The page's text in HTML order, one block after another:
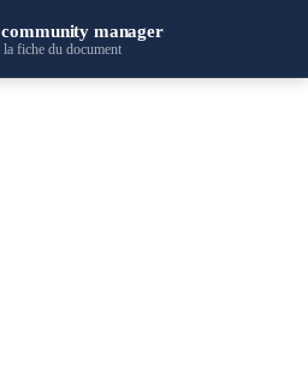
manager
fiche du document